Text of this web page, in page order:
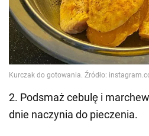
2. Podsmaż cebulę i
dnie naczynia do pieczenia.